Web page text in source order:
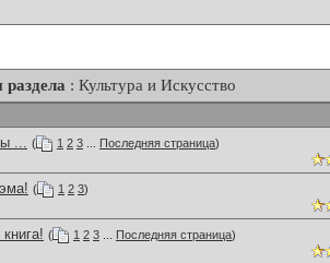
: Культура и Искусство
... ( 1 2 3 Последняя страница)
( 1 2 3)
( 1 2 3 Последняя страница)